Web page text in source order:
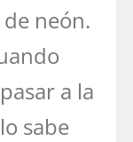
neón.
a la
sabe